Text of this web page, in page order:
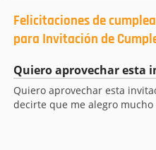
Felicitaciones de
para Invitación de
Quiero aprovechar esta
Quiero aprovechar esta
decirte que me alegro mucho